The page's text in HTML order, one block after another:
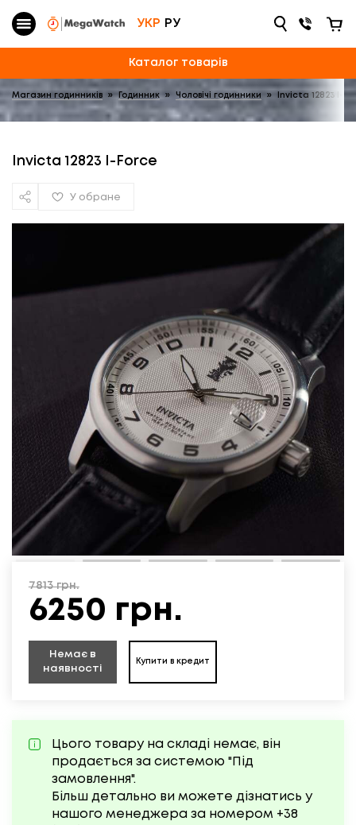
УКР РУ
Каталог товарів
Магазин годинників » Годинник » Чоловічі годинники » Invicta 12823 I-
Invicta 12823 I-Force
У обране
7813грн.
6250 грн.
Немає в
наявності
Купити в кредит
Цього товару на складі немає, він
продається за системою "Під
замовлення".
Більш детально ви можете дізнатись у
нашого менеджера за номером +38